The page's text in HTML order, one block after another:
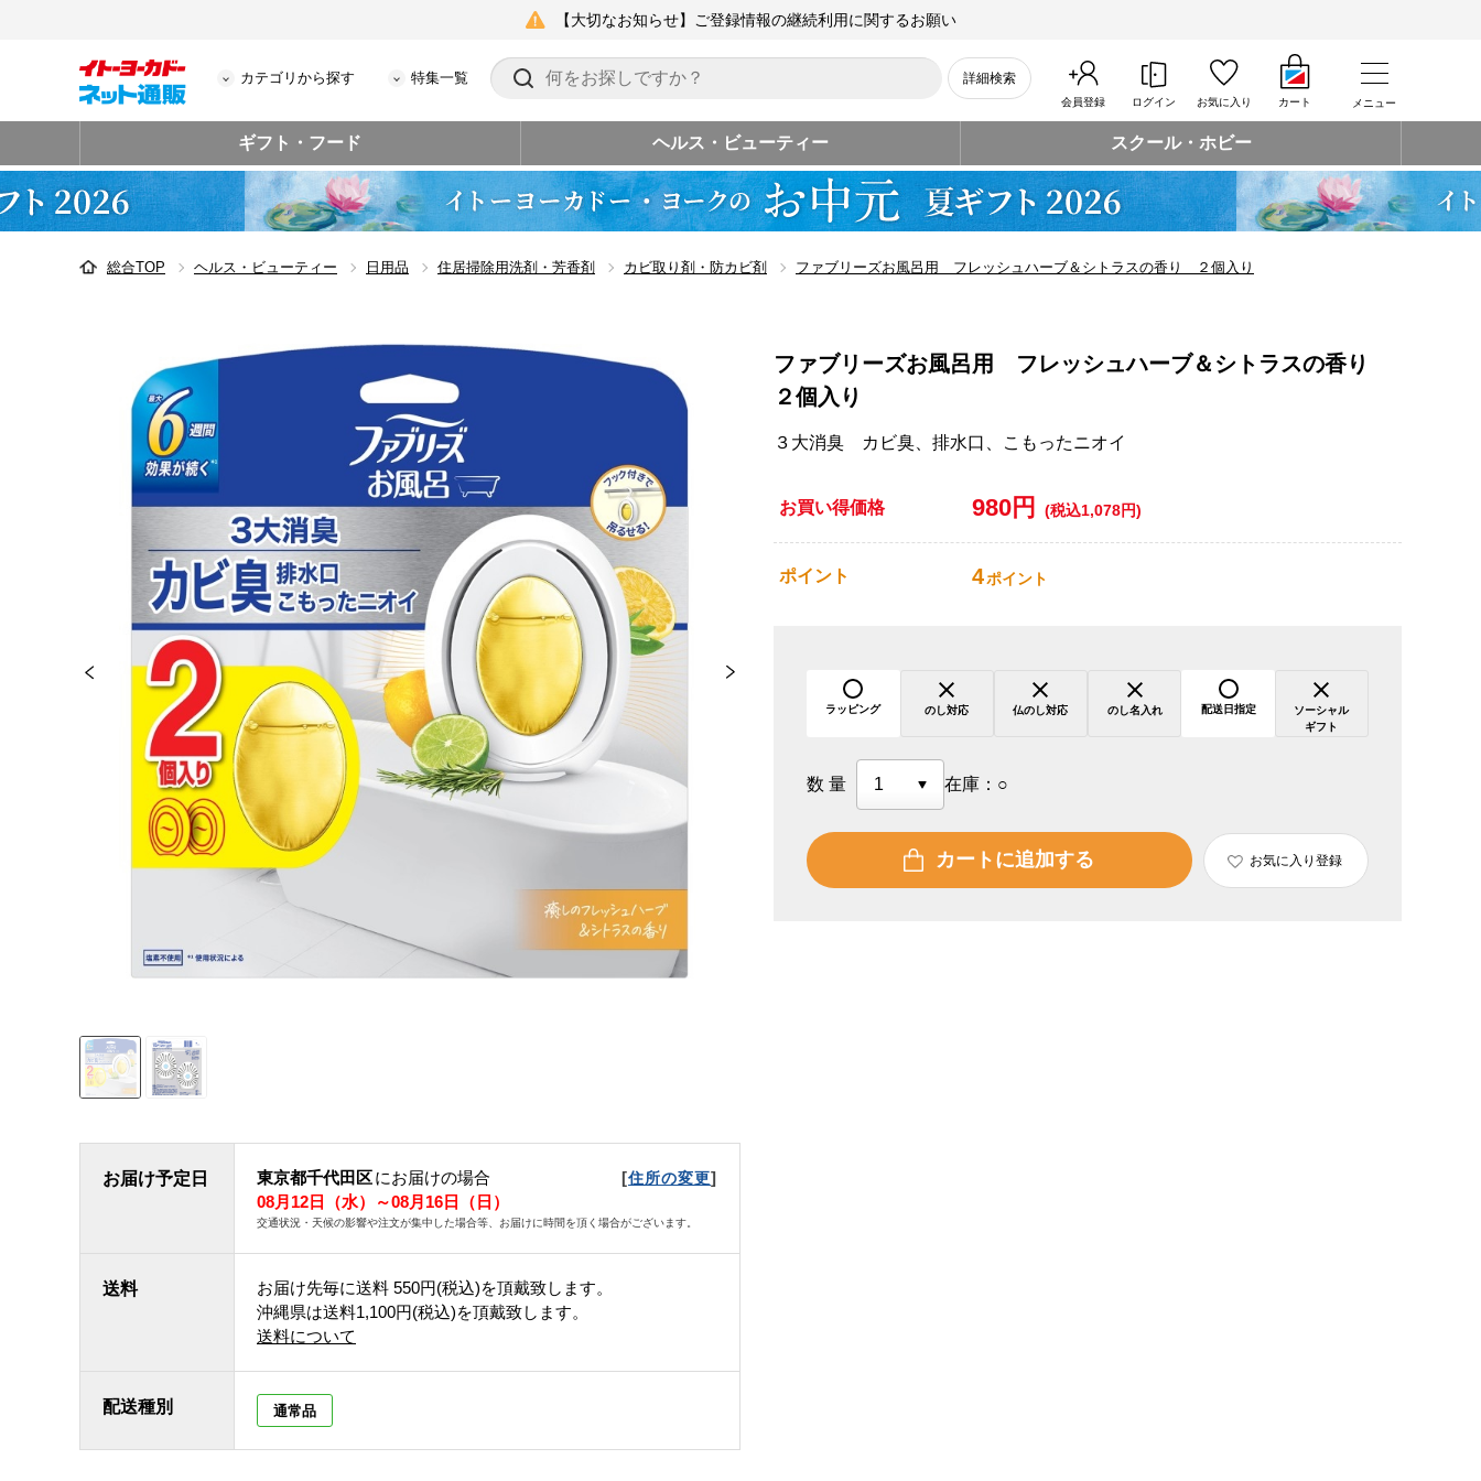
【大切なお知らせ】ご登録情報の継続利用に関するお願い
カテゴリから探す 特集一覧 詳細検索
会員登録 ログイン お気に入り カート メニュー
ギフト・フード ヘルス・ビューティー スクール・ホビー
総合TOP ヘルス・ビューティー 日用品 住居掃除用洗剤・芳香剤 カビ取り剤・防カビ剤 ファブリーズお風呂用 フレッシュハーブ＆シトラスの香り ２個入り
お届け予定日 東京都千代田区にお届けの場合 [住所の変更]
08月12日（水）～08月16日（日）
交通状況・天候の影響や注文が集中した場合等、お届けに時間を頂く場合がございます。
送料 お届け先毎に送料 550円(税込)を頂戴致します。
沖縄県は送料1,100円(税込)を頂戴致します。
送料について
配送種別 通常品
ファブリーズお風呂用 フレッシュハーブ＆シトラスの香り
２個入り
３大消臭 カビ臭、排水口、こもったニオイ
お買い得価格 980円 (税込1,078円)
ポイント 4ポイント
ラッピング のし対応 仏のし対応 のし名入れ 配送日指定
ソーシャル
ギフト
数量 在庫： ○
カートに追加する お気に入り登録